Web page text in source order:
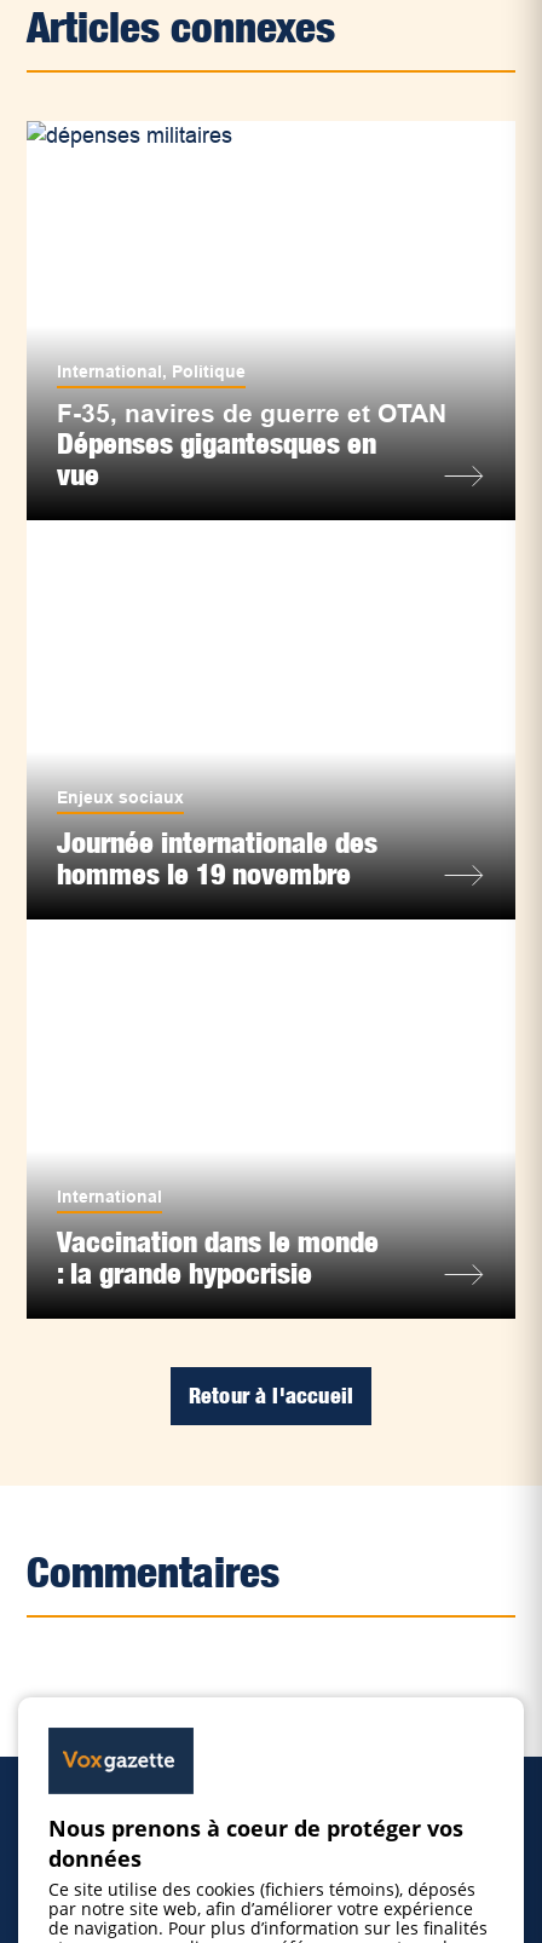
Articles connexes
International, Politique
F-35, navires de guerre et OTAN
Dépenses gigantesques en
vue
Enjeux sociaux
Journée internationale des
hommes le 19 novembre
International
Vaccination dans le monde
: la grande hypocrisie
Retour à l'accueil
Commentaires
Inscrire un événement
Nous prenons à coeur de protéger vos
données
Ce site utilise des cookies (fichiers témoins), déposés
par notre site web, afin d’améliorer votre expérience
de navigation. Pour plus d’information sur les finalités